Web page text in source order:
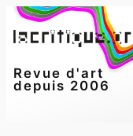
Aller
au
Revue d'art
depuis 2006